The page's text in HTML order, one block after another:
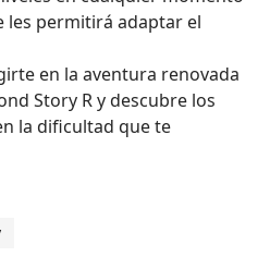
les permitirá adaptar el
en la aventura renovada
Story R y descubre los
la dificultad que te